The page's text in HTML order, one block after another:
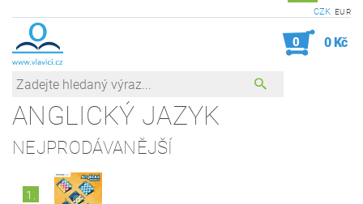
CZK EUR
0 0 Kč
ANGLICKÝ JAZYK
NEJPRODÁVANĚJŠÍ
1.